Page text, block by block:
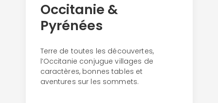
Occitanie &
Pyrénées
Terre de toutes les découvertes,
l’Occitanie conjugue villages de
caractères, bonnes tables et
aventures sur les sommets.